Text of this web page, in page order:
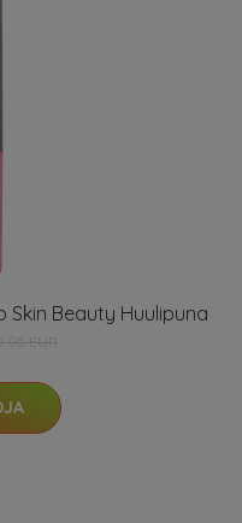
Skin Beauty Huulipuna